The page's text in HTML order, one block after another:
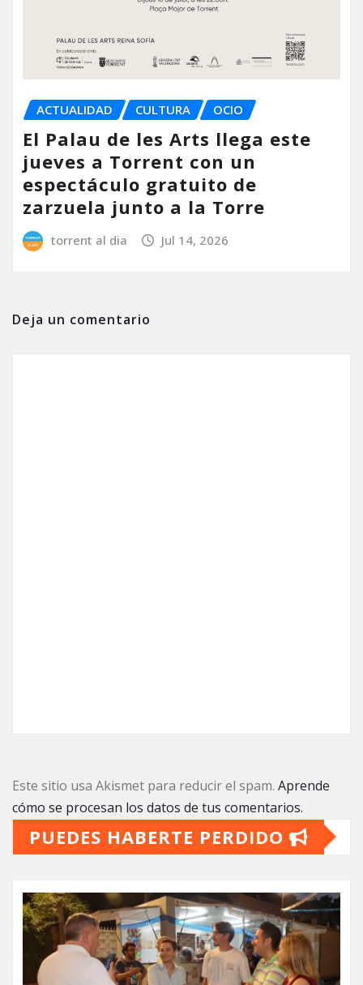
ACTUALIDAD CULTURA OCIO
El Palau de les Arts llega este
jueves a Torrent con un
espectáculo gratuito de
zarzuela junto a la Torre
torrent al dia Jul 14, 2026
Deja un comentario
Este sitio usa Akismet para reducir el spam. Aprende
cómo se procesan los datos de tus comentarios.
PUEDES HABERTE PERDIDO